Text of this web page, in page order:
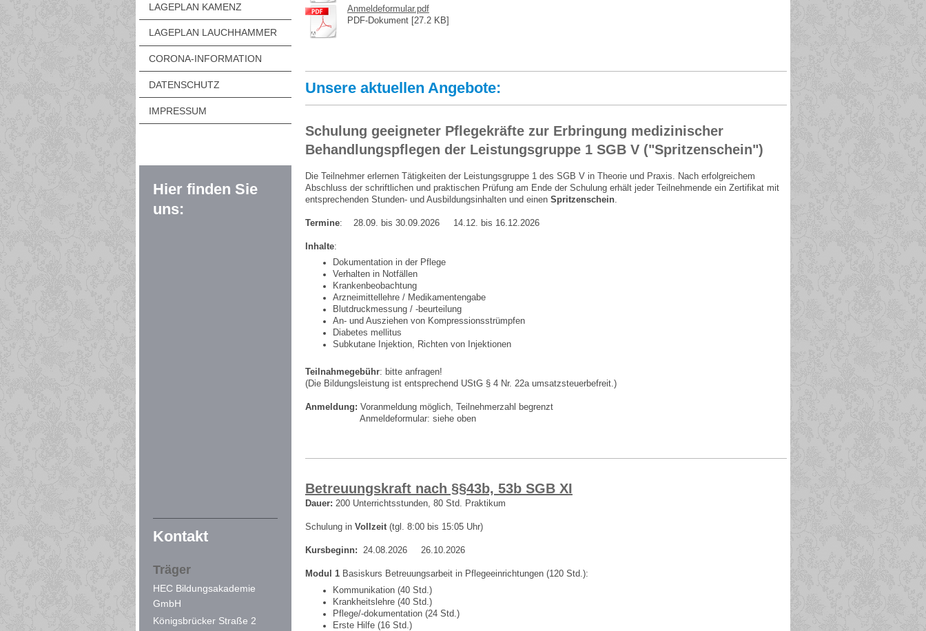
LAGEPLAN KAMENZ
LAGEPLAN LAUCHHAMMER
CORONA-INFORMATION
DATENSCHUTZ
IMPRESSUM
Hier finden Sie
uns:
Kontakt
Träger
HEC Bildungsakademie
GmbH
Königsbrücker Straße 2
Anmeldeformular.pdf
PDF-Dokument [27.2 KB]
Unsere aktuellen Angebote:
Schulung geeigneter Pflegekräfte zur Erbringung medizinischer
Behandlungspflegen der Leistungsgruppe 1 SGB V ("Spritzenschein")
Die Teilnehmer erlernen Tätigkeiten der Leistungsgruppe 1 des SGB V in Theorie und Praxis. Nach erfolgreichem
Abschluss der schriftlichen und praktischen Prüfung am Ende der Schulung erhält jeder Teilnehmende ein Zertifikat mit
entsprechenden Stunden- und Ausbildungsinhalten und einen Spritzenschein.
Termine: 28.09. bis 30.09.2026 14.12. bis 16.12.2026
Inhalte:
Dokumentation in der Pflege
Verhalten in Notfällen
Krankenbeobachtung
Arzneimittellehre / Medikamentengabe
Blutdruckmessung / -beurteilung
An- und Ausziehen von Kompressionsstrümpfen
Diabetes mellitus
Subkutane Injektion, Richten von Injektionen
Teilnahmegebühr: bitte anfragen!
(Die Bildungsleistung ist entsprechend UStG § 4 Nr. 22a umsatzsteuerbefreit.)
Anmeldung: Voranmeldung möglich, Teilnehmerzahl begrenzt
Anmeldeformular: siehe oben
Betreuungskraft nach §§43b, 53b SGB XI
Dauer: 200 Unterrichtsstunden, 80 Std. Praktikum
Schulung in Vollzeit(tgl. 8:00 bis 15:05 Uhr)
Kursbeginn: 24.08.2026 26.10.2026
Modul 1Basiskurs Betreuungsarbeit in Pflegeeinrichtungen (120 Std.):
Kommunikation (40 Std.)
Krankheitslehre (40 Std.)
Pflege/-dokumentation (24 Std.)
Erste Hilfe (16 Std.)